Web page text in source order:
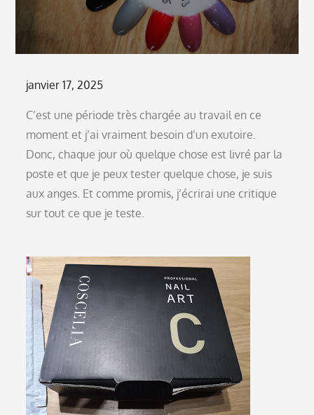
Posted
janvier 17, 2025
C’est une période très chargée au travail en ce
moment et j’ai vraiment besoin d’un exutoire.
Donc, chaque jour où quelque chose est livré par la
poste et que je peux tester quelque chose, je suis
aux anges. Et comme promis, j’écrirai une critique
sur tout ce que je teste.